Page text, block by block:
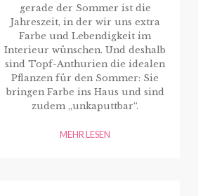
gerade der Sommer ist die
Jahreszeit, in der wir uns extra
Farbe und Lebendigkeit im
Interieur wünschen. Und deshalb
sind Topf-Anthurien die idealen
Pflanzen für den Sommer: Sie
bringen Farbe ins Haus und sind
zudem „unkaputtbar“.
MEHR LESEN